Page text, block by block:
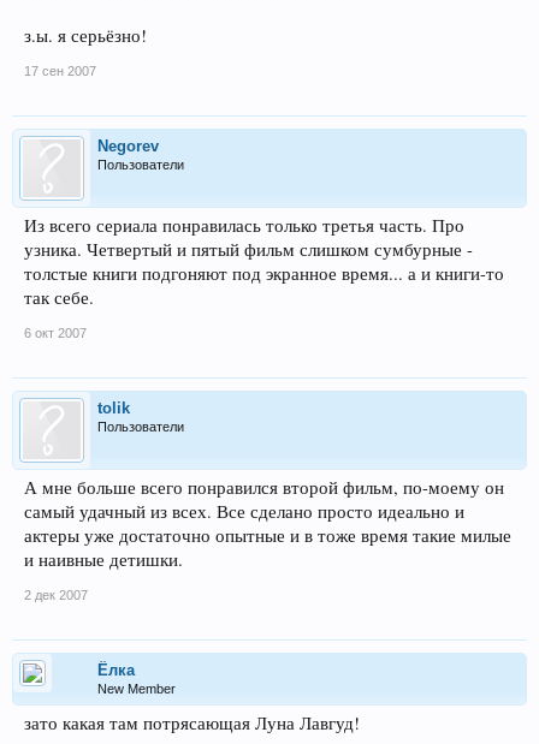
з.ы. я серьёзно!
17 сен 2007
Negorev
Пользователи
Из всего сериала понравилась только третья часть. Про
узника. Четвертый и пятый фильм слишком сумбурные -
толстые книги подгоняют под экранное время... а и книги-то
так себе.
6 окт 2007
tolik
Пользователи
А мне больше всего понравился второй фильм, по-моему он
самый удачный из всех. Все сделано просто идеально и
актеры уже достаточно опытные и в тоже время такие милые
и наивные детишки.
2 дек 2007
Ёлка
New Member
зато какая там потрясающая Луна Лавгуд!